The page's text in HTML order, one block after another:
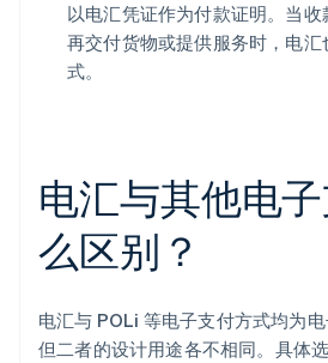
以电汇凭证作为付款证明。当
再交付货物或提供服务时，电
式。
电汇与其他电
么区别？
电汇与 POLi 等电子支付方式均为
但二者的设计用途各不相同。具体